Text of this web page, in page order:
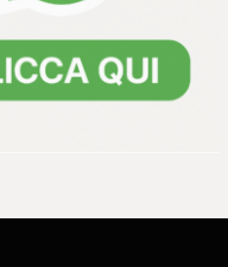
stimolo per il